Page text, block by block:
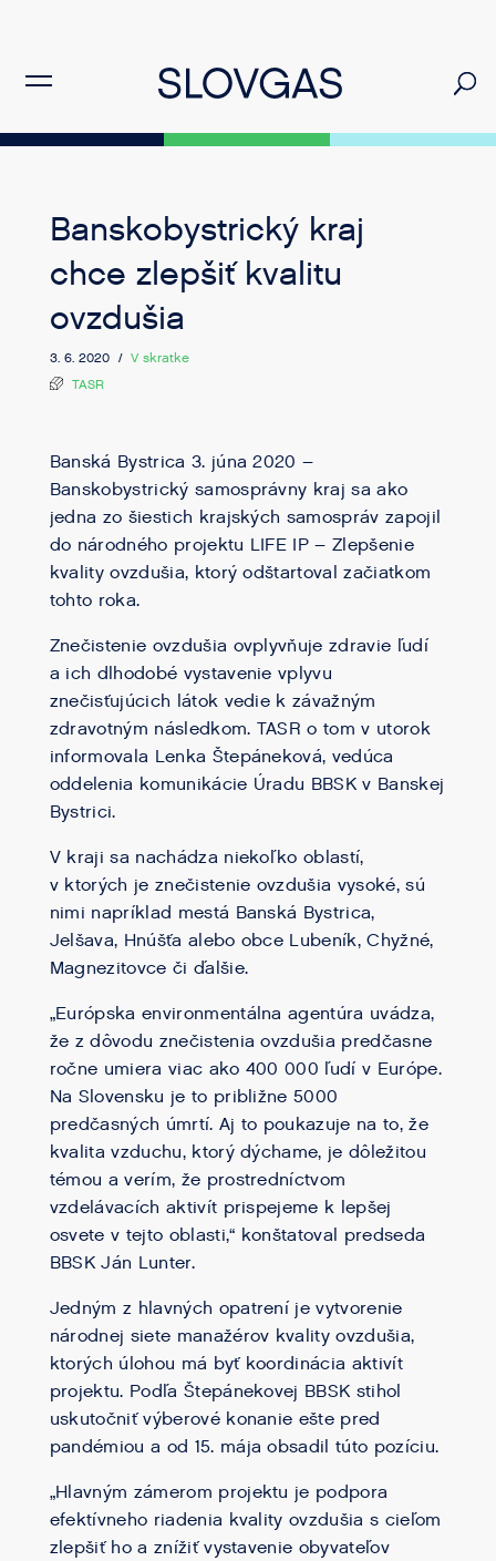
Banskobystrický kraj
chce zlepšiť kvalitu
ovzdušia
3. 6. 2020 / V skratke
TASR
Banská Bystrica 3. júna 2020 –
Banskobystrický samosprávny kraj sa ako
jedna zo šiestich krajských samospráv zapojil
do národného projektu LIFE IP – Zlepšenie
kvality ovzdušia, ktorý odštartoval začiatkom
tohto roka.
Znečistenie ovzdušia ovplyvňuje zdravie ľudí
a ich dlhodobé vystavenie vplyvu
znečisťujúcich látok vedie k závažným
zdravotným následkom. TASR o tom v utorok
informovala Lenka Štepáneková, vedúca
oddelenia komunikácie Úradu BBSK v Banskej
Bystrici.
V kraji sa nachádza niekoľko oblastí,
v ktorých je znečistenie ovzdušia vysoké, sú
nimi napríklad mestá Banská Bystrica,
Jelšava, Hnúšťa alebo obce Lubeník, Chyžné,
Magnezitovce či ďalšie.
„Európska environmentálna agentúra uvádza,
že z dôvodu znečistenia ovzdušia predčasne
ročne umiera viac ako 400 000 ľudí v Európe.
Na Slovensku je to približne 5000
predčasných úmrtí. Aj to poukazuje na to, že
kvalita vzduchu, ktorý dýchame, je dôležitou
témou a verím, že prostredníctvom
vzdelávacích aktivít prispejeme k lepšej
osvete v tejto oblasti,“ konštatoval predseda
BBSK Ján Lunter.
Jedným z hlavných opatrení je vytvorenie
národnej siete manažérov kvality ovzdušia,
ktorých úlohou má byť koordinácia aktivít
projektu. Podľa Štepánekovej BBSK stihol
uskutočniť výberové konanie ešte pred
pandémiou a od 15. mája obsadil túto pozíciu.
„Hlavným zámerom projektu je podpora
efektívneho riadenia kvality ovzdušia s cieľom
zlepšiť ho a znížiť vystavenie obyvateľov